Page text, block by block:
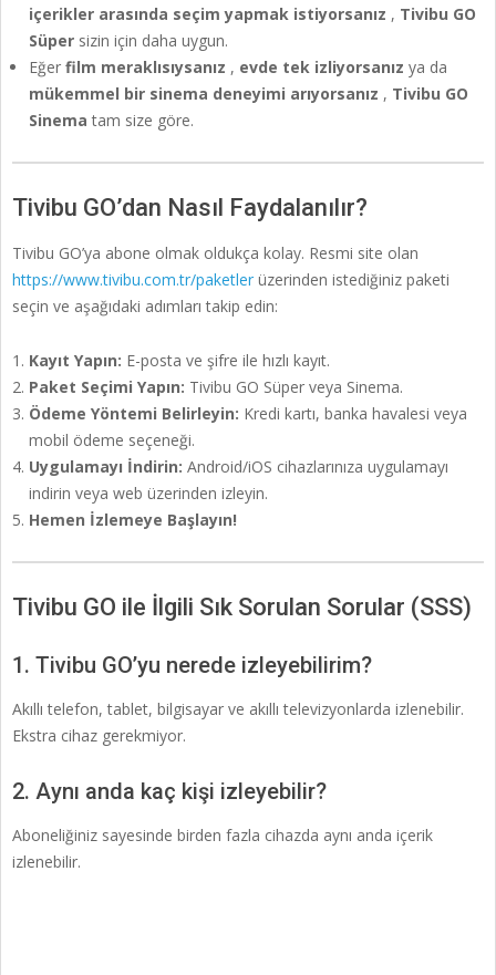
içerikler arasında seçim yapmak istiyorsanız , Tivibu GO
Süper sizin için daha uygun.
Eğer film meraklısıysanız , evde tek izliyorsanız ya da
mükemmel bir sinema deneyimi arıyorsanız , Tivibu GO
Sinematam size göre.
Tivibu GO’dan Nasıl Faydalanılır?
Tivibu GO’ya abone olmak oldukça kolay. Resmi site olan
https://www.tivibu.com.tr/paketler üzerinden istediğiniz paketi
seçin ve aşağıdaki adımları takip edin:
Kayıt Yapın: E-posta ve şifre ile hızlı kayıt.
Paket Seçimi Yapın: Tivibu GO Süper veya Sinema.
Ödeme Yöntemi Belirleyin: Kredi kartı, banka havalesi veya
mobil ödeme seçeneği.
Uygulamayı İndirin: Android/iOS cihazlarınıza uygulamayı
indirin veya web üzerinden izleyin.
Hemen İzlemeye Başlayın!
Tivibu GO ile İlgili Sık Sorulan Sorular (SSS)
1. Tivibu GO’yu nerede izleyebilirim?
Akıllı telefon, tablet, bilgisayar ve akıllı televizyonlarda izlenebilir.
Ekstra cihaz gerekmiyor.
2. Aynı anda kaç kişi izleyebilir?
Aboneliğiniz sayesinde birden fazla cihazda aynı anda içerik
izlenebilir.